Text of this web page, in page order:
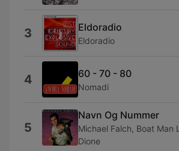
3 Eldoradio
Eldoradio
4 60 - 70 - 80
Nomadi
5
Navn Og Nummer
Michael Falch, Boat Man
Dione